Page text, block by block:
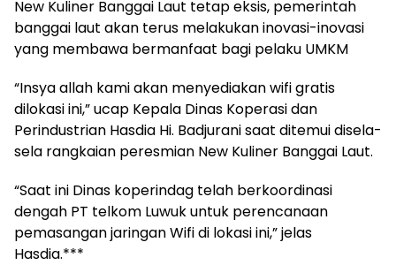
New Kuliner Banggai Laut tetap eksis, pemerintah
banggai laut akan terus melakukan inovasi-inovasi
yang membawa bermanfaat bagi pelaku UMKM
“Insya allah kami akan menyediakan wifi gratis
dilokasi ini,” ucap Kepala Dinas Koperasi dan
Perindustrian Hasdia Hi. Badjurani saat ditemui disela-
sela rangkaian peresmian New Kuliner Banggai Laut.
“Saat ini Dinas koperindag telah berkoordinasi
dengah PT telkom Luwuk untuk perencanaan
pemasangan jaringan Wifi di lokasi ini,” jelas
Hasdia.***